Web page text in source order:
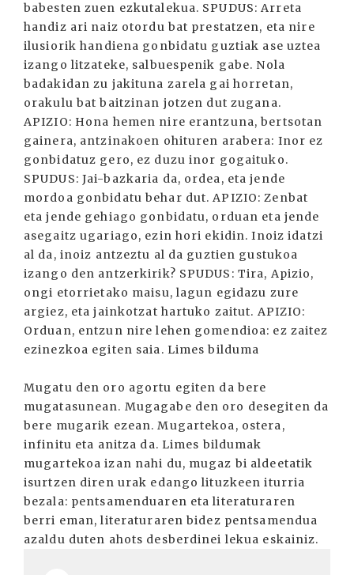
babesten zuen ezkutalekua. SPUDUS: Arreta
handiz ari naiz otordu bat prestatzen, eta nire
ilusiorik handiena gonbidatu guztiak ase uztea
izango litzateke, salbuespenik gabe. Nola
badakidan zu jakituna zarela gai horretan,
orakulu bat baitzinan jotzen dut zugana.
APIZIO: Hona hemen nire erantzuna, bertsotan
gainera, antzinakoen ohituren arabera: Inor ez
gonbidatuz gero, ez duzu inor gogaituko.
SPUDUS: Jai-bazkaria da, ordea, eta jende
mordoa gonbidatu behar dut. APIZIO: Zenbat
eta jende gehiago gonbidatu, orduan eta jende
asegaitz ugariago, ezin hori ekidin. Inoiz idatzi
al da, inoiz antzeztu al da guztien gustukoa
izango den antzerkirik? SPUDUS: Tira, Apizio,
ongi etorrietako maisu, lagun egidazu zure
argiez, eta jainkotzat hartuko zaitut. APIZIO:
Orduan, entzun nire lehen gomendioa: ez zaitez
ezinezkoa egiten saia. Limes bilduma
Mugatu den oro agortu egiten da bere
mugatasunean. Mugagabe den oro desegiten da
bere mugarik ezean. Mugartekoa, ostera,
infinitu eta anitza da. Limes bildumak
mugartekoa izan nahi du, mugaz bi aldeetatik
isurtzen diren urak edango lituzkeen iturria
bezala: pentsamenduaren eta literaturaren
berri eman, literaturaren bidez pentsamendua
azaldu duten ahots desberdinei lekua eskainiz.